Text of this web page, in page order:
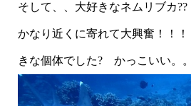
そして、、大好きなネムリブカ??
かなり近くに寄れて大興奮！！
きな個体でした? かっこいい。。